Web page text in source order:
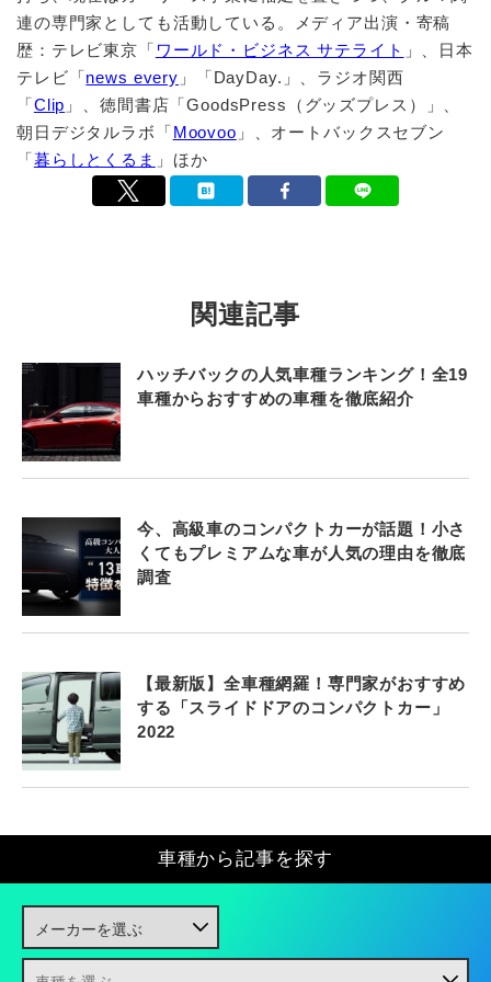
連の専門家としても活動している。メディア出演・寄稿
歴：テレビ東京「 ワールド・ビジネス サテライト 」、日本
テレビ「news every 」「DayDay.」、ラジオ関西
「Clip 」、徳間書店「GoodsPress（グッズプレス）」、
朝日デジタルラボ「Moovoo 」、オートバックスセブン
「暮らしとくるま 」ほか
関連記事
ハッチバックの人気車種ランキング！全19
車種からおすすめの車種を徹底紹介
今、高級車のコンパクトカーが話題！小さ
くてもプレミアムな車が人気の理由を徹底
調査
【最新版】全車種網羅！専門家がおすすめ
する「スライドドアのコンパクトカー」
2022
車種から記事を探す